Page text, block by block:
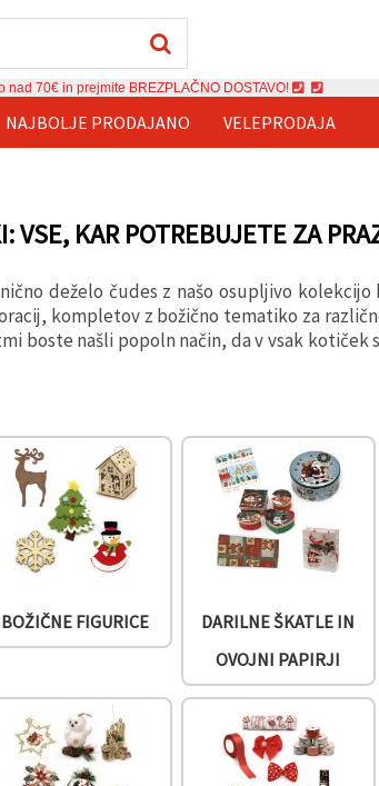
nad 70€ in prejmite BREZPLAČNO DOSTAVO!
NAJBOLJE PRODAJANO VELEPRODAJA
VSE, KAR POTREBUJETE ZA
deželo čudes z našo osupljivo
kompletov z božično tematiko za
boste našli popoln način, da v vsak
BOŽIČNE FIGURICE
DARILNE ŠKATLE IN
OVOJNI PAPIRJI